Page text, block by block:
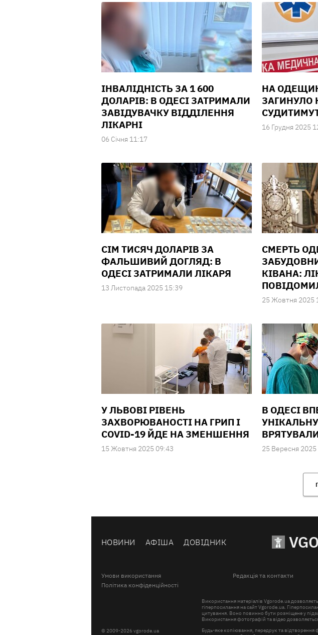
ІНВАЛІДНІСТЬ ЗА 1 600
ДОЛАРІВ: В ОДЕСІ ЗАТРИМАЛИ
ЗАВІДУВАЧКУ ВІДДІЛЕННЯ
ЛІКАРНІ
06 Сiчня 11:17
НА
ЗАГИНУЛО
16 Грудня 2025
СІМ ТИСЯЧ ДОЛАРІВ ЗА
ФАЛЬШИВИЙ ДОГЛЯД: В
ОДЕСІ ЗАТРИМАЛИ ЛІКАРЯ
13 Листопада 2025 15:39
СМЕРТЬ
КІВАНА:
25 Жовтня 2025
У ЛЬВОВІ РІВЕНЬ
ЗАХВОРЮВАНОСТІ НА ГРИП І
COVID-19 ЙДЕ НА ЗМЕНШЕННЯ
15 Жовтня 2025 09:43
В ОДЕСІ
25 Вересня
НОВИНИ АФІША ДОВІДНИК
Умови використання Редакція та контакти
Політика конфіденційності
© 2009-2026 vgorode.ua
Використання матеріалів Vgorode.ua
гіперпосилання на сайт Vgorode.ua.
цитування. Воно повинно бути розміщене у
Використання фотографій та відео
Будь-яке копіювання, передрук та відтворення